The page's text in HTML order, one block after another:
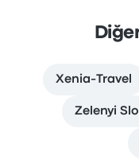
Xenia-Travel
Zelenyi